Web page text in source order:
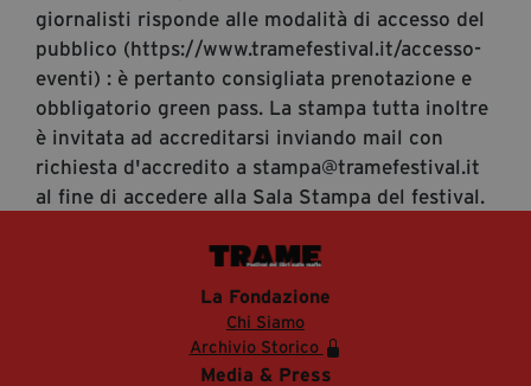
giornalisti risponde alle modalità di accesso del
pubblico (https://www.tramefestival.it/accesso-
eventi) : è pertanto consigliata prenotazione e
obbligatorio green pass. La stampa tutta inoltre
è invitata ad accreditarsi inviando mail con
richiesta d'accredito a stampa@tramefestival.it
al fine di accedere alla Sala Stampa del festival.
La Fondazione
Chi Siamo
Archivio Storico
Media & Press